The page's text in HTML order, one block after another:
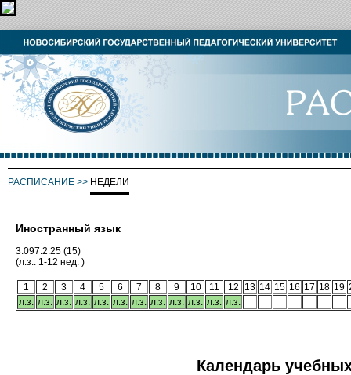
РАСПИСАНИЕ >> НЕДЕЛИ
Иностранный язык
3.097.2.25 (15)
(л.з.: 1-12 нед. )
1 2 3 4 5 6 7 8 9 10 11 12 13 14 15 16 17 18 19
л.з. л.з. л.з. л.з. л.з. л.з. л.з. л.з. л.з. л.з. л.з. л.з.
Календарь